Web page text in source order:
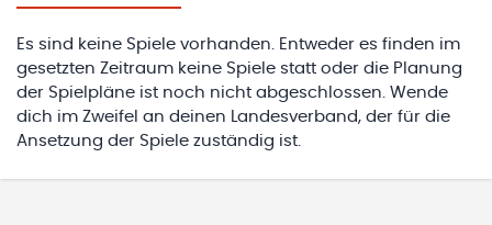
Es sind keine Spiele vorhanden. Entweder es finden im
gesetzten Zeitraum keine Spiele statt oder die Planung
der Spielpläne ist noch nicht abgeschlossen. Wende
dich im Zweifel an deinen Landesverband, der für die
Ansetzung der Spiele zuständig ist.